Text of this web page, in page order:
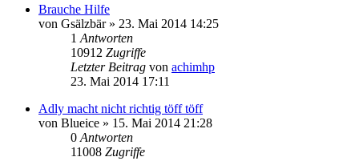
Brauche Hilfe
von Gsälzbär» 23. Mai 2014 14:25
1 Antworten
10912 Zugriffe
Letzter Beitrag von achimhp
23. Mai 2014 17:11
Adly macht nicht richtig töff töff
von Blueice » 15. Mai 2014 21:28
0 Antworten
11008 Zugriffe